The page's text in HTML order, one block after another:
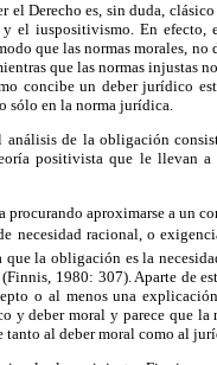
el Derecho es, sin duda,
el iuspositivismo. En
que las normas morales,
que las normas injustas
concibe un deber jurídico
sólo en la norma jurídica.
de la obligación
positivista que le llevan
aproximarse a un
racional, o
la obligación es la
1980: 307). Aparte de
o al menos una
y deber moral y parece que
al deber moral como al